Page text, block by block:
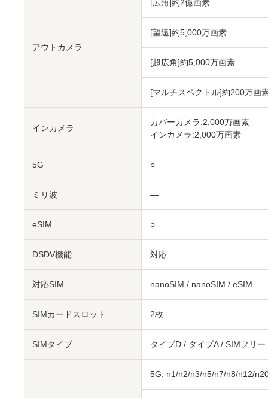
アウトカメラ
[広角]約2億画素
[望遠]約5,000万画素
[超広角]約5,000万画素
[マルチスペクトル]約200万画
インカメラ
カバーカメラ:2,000万画素
インカメラ:2,000万画素
5G ○
ミリ波 ―
eSIM ○
DSDV機能 対応
対応SIM nanoSIM / nanoSIM / eSIM
SIMカードスロット 2枚
SIMタイプ タイプD / タイプA / SIMフリー
5G: n1/n2/n3/n5/n7/n8/n12/